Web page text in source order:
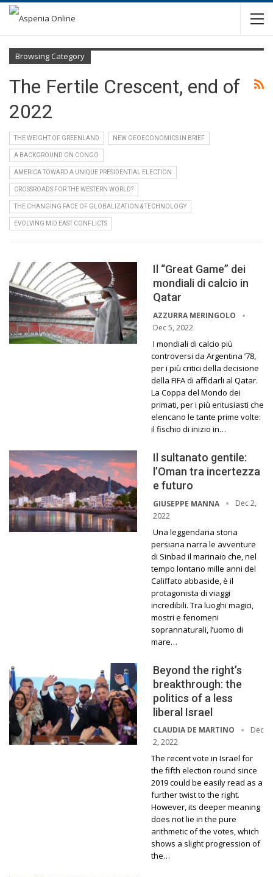
Browsing Category
The Fertile Crescent, end of
2022
THE WEIGHT OF GREENLAND NEW GEOECONOMICS IN BRIEF
A BACKGROUND ON CONGO
AMERICA TOWARD A UNIQUE PRESIDENTIAL ELECTION
CROSSROADS FOR THE WESTERN WORLD?
THE CHANGING FACE OF GLOBALIZATION & TECHNOLOGY
EVOLVING MID EAST CONFLICTS
Il “Great Game” dei
mondiali di calcio in
Qatar
AZZURRA MERINGOLO
Dec 5, 2022
I mondiali di calcio più
controversi da Argentina ’78,
per i più critici della decisione
della FIFA di affidarli al Qatar.
La Coppa del Mondo dei
primati, per i più entusiasti che
elencano le tante prime volte:
il fischio di inizio in…
Il sultanato gentile:
l’Oman tra incertezza
e futuro
GIUSEPPE MANNA
Dec 2,
2022
Una leggendaria storia
persiana narra le avventure
di Sinbad il marinaio che, nel
tempo lontano mille anni del
Califfato abbaside, è il
protagonista di viaggi
incredibili. Tra luoghi magici,
mostri e fenomeni
soprannaturali, l’uomo di
mare…
Beyond the right’s
breakthrough: the
politics of a less
liberal Israel
CLAUDIA DE MARTINO
Dec
2, 2022
The recent vote in Israel for
the fifth election round since
2019 could be easily read as a
further twist to the right.
However, its deeper meaning
does not lie in the pure
arithmetic of the votes, which
shows a slight progression of
the…